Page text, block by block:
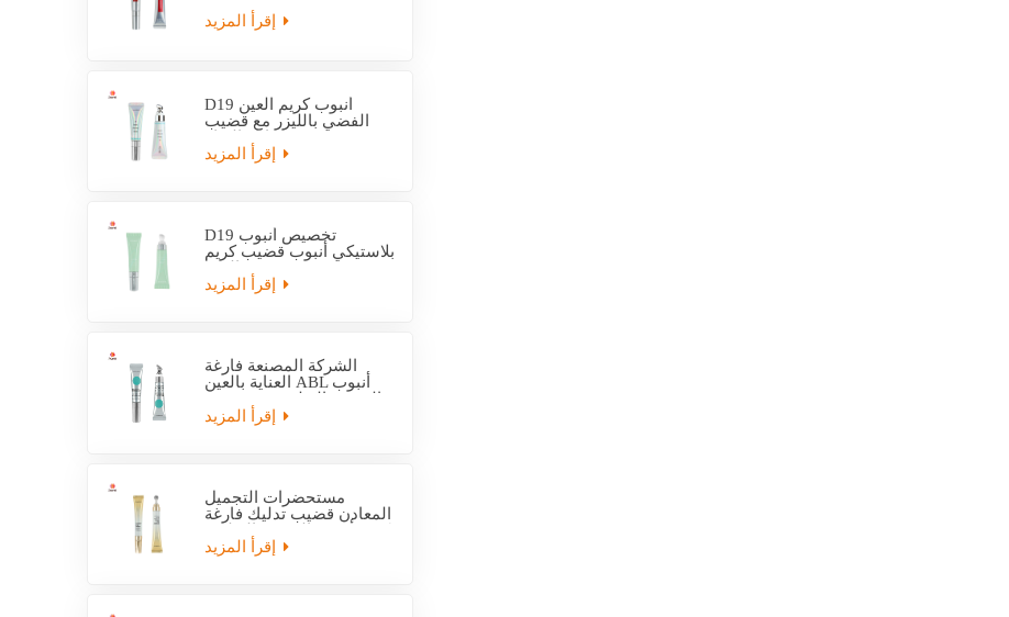
D19 أنبوب كريم العين
الفضي بالليزر مع قضيب
سبائك الزنك
D19 تخصيص أنبوب
بلاستيكي أنبوب قضيب كريم
الشركة المصنعة فارغة
العناية بالعين ABL أنبوب
التعبئة والتغليف مع قضيب
التدليك
مستحضرات التجميل
المعادن قضيب تدليك فارغة
كريم أنبوب التعبئة والتغليف